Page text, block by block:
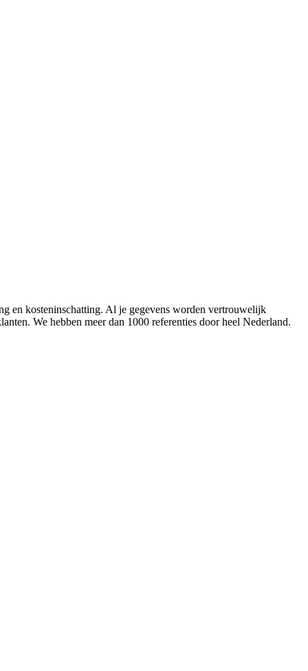
en kosteninschatting. Al je gegevens worden vertrouwelijk
We hebben meer dan 1000 referenties door heel Nederland.